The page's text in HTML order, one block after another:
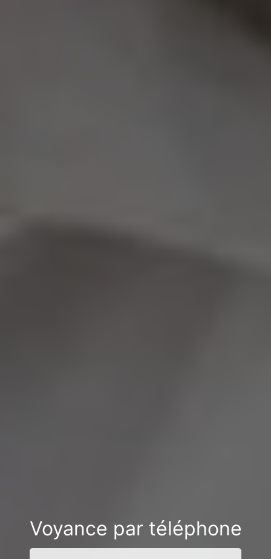
Voyance par téléphone